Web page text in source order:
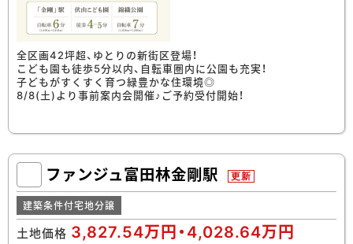
全区画42坪超、ゆとりの新街区登場！
こども園も徒歩5分以内、自転車圏内に公園も充実！
子どもがすくすく育つ緑豊かな住環境◎
8/8(土)より事前案内会開催♪ご予約受付開始！
ファンジュ富田林金剛駅 更新
建築条件付宅地分譲
土地価格 3,827.54万円・4,028.64万円